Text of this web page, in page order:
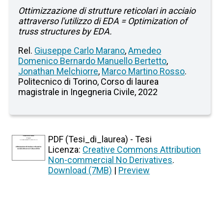
Ottimizzazione di strutture reticolari in acciaio
attraverso l'utilizzo di EDA = Optimization of
truss structures by EDA.
Rel. Giuseppe Carlo Marano,Amedeo
Domenico Bernardo Manuello Bertetto,
Jonathan Melchiorre, Marco Martino Rosso.
Politecnico di Torino, Corso di laurea
magistrale in Ingegneria Civile, 2022
PDF (Tesi_di_laurea) - Tesi
Licenza: Creative Commons Attribution
Non-commercial No Derivatives.
Download (7MB) | Preview